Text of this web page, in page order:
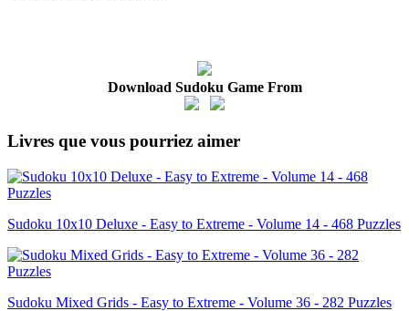
Download Sudoku Game From
Livres que vous pourriez aimer
Sudoku 10x10 Deluxe - Easy to Extreme - Volume 14 - 468 Puzzles
Sudoku Mixed Grids - Easy to Extreme - Volume 36 - 282 Puzzles